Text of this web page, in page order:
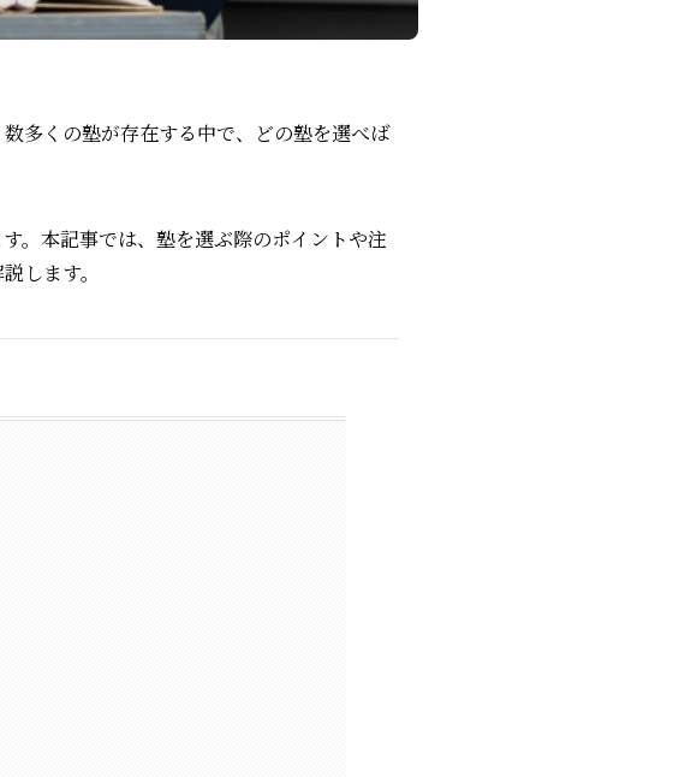
多くの塾が存在する中で、どの塾を選べば
。本記事では、塾を選ぶ際のポイントや注
します。